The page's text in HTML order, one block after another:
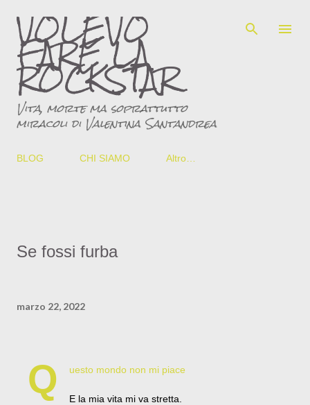
Passa ai contenuti principali
VOLEVO
FARE LA
ROCKSTAR
Vita, morte ma soprattutto
miracoli di Valentina Santandrea
BLOG CHI SIAMO Altro…
Se fossi furba
marzo 22, 2022
Q uesto mondo non mi piace
E la mia vita mi va stretta.